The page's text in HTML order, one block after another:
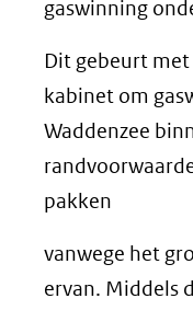
gaswinning
Dit gebeurt
kabinet om
Waddenzee
pakken
vanwege het
ervan. Middels